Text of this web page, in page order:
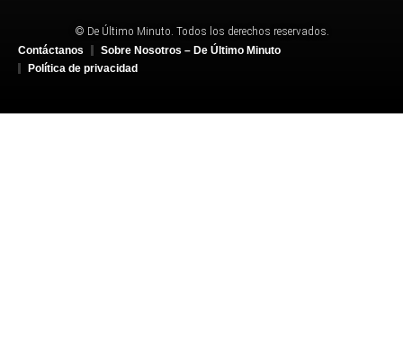
© De Último Minuto. Todos los derechos reservados.
Contáctanos
Sobre Nosotros – De Último Minuto
Política de privacidad